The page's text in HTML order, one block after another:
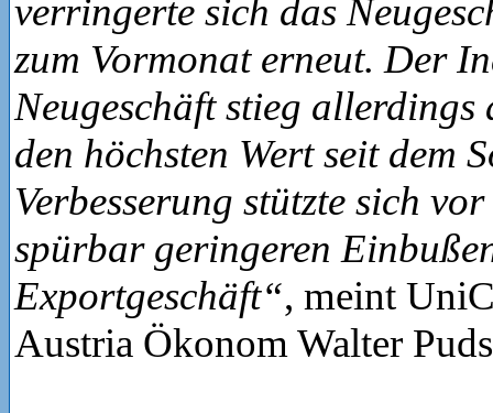
verringerte sich das
zum Vormonat erneut. Der
Neugeschäft stieg allerdings
den höchsten Wert seit dem
Verbesserung stützte sich
spürbar geringeren
Exportgeschäft“, meint
Austria Ökonom Walter